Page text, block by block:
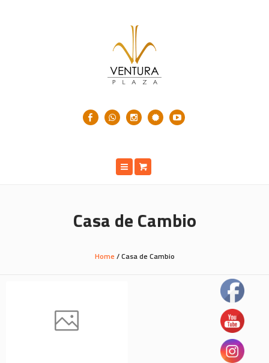
Casa de Cambio
Home /Casa de Cambio